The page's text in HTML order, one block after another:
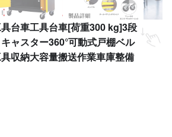
台車工具台車[荷重300 kg]3段
ャスター360°可動式戸棚ベル
収納大容量搬送作業車庫整備